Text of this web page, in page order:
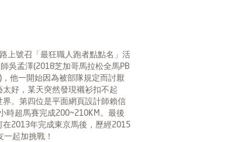
上號召「最狂職人跑者點點名」活
吳孟澤(2018芝加哥馬拉松全馬PB
他一開始因為被部隊規定而討厭
好，某天突然發現襯衫扣不起
。第四位是平面網頁設計師賴信
時超馬賽完成200~210KM。最後
在2013年完成東京馬後，歷經2015
起加挑戰！